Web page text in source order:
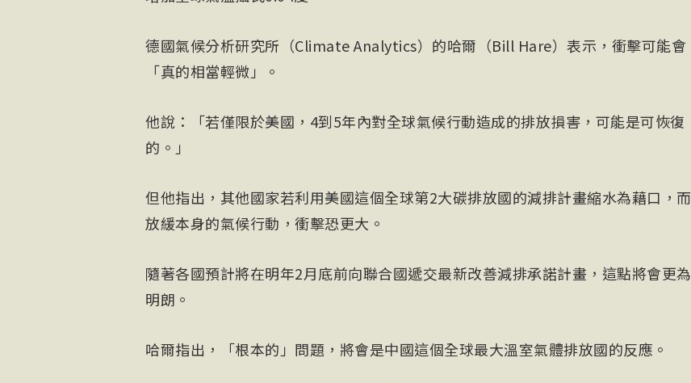
德國氣候分析研究所（Climate Analytics）的哈爾（Bill Hare）表示，衝擊可能會
「真的相當輕微」。
他說：「若僅限於美國，4到5年內對全球氣候行動造成的排放損害，可能是可恢復
的。」
但他指出，其他國家若利用美國這個全球第2大碳排放國的減排計畫縮水為藉口，而
放緩本身的氣候行動，衝擊恐更大。
隨著各國預計將在明年2月底前向聯合國遞交最新改善減排承諾計畫，這點將會更為
明朗。
哈爾指出，「根本的」問題，將會是中國這個全球最大溫室氣體排放國的反應。